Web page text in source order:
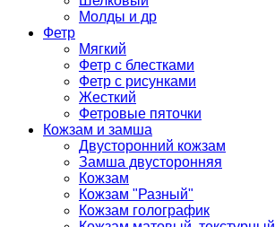
Молды и др
Фетр
Мягкий
Фетр с блестками
Фетр с рисунками
Жесткий
Фетровые пяточки
Кожзам и замша
Двусторонний кожзам
Замша двусторонняя
Кожзам
Кожзам "Разный"
Кожзам голографик